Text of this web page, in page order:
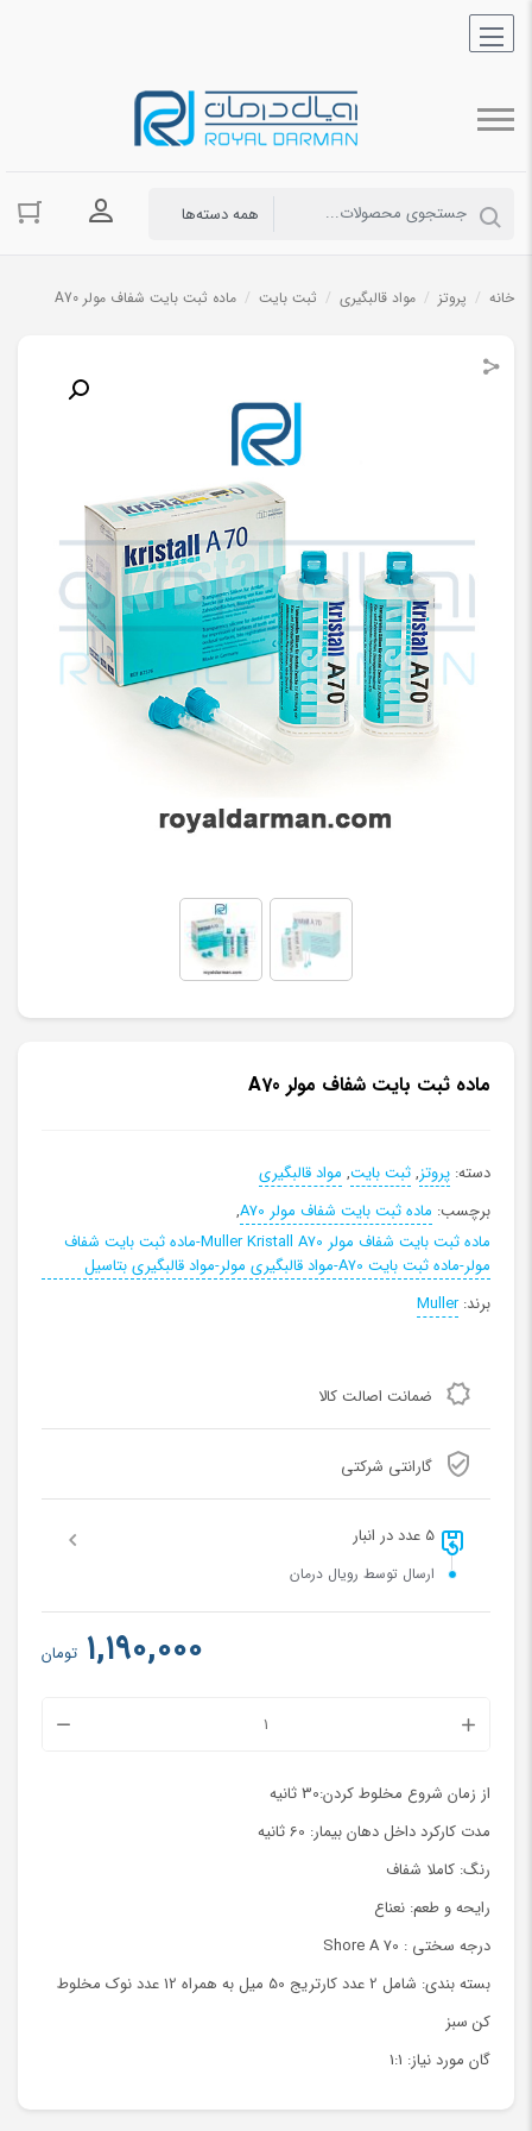
ورود به
خانه / پروتز / مواد قالبگیری / ثبت بایت / ماده ثبت بایت شفاف مولر A70
ماده ثبت بایت شفاف مولر A70
دسته: پروتز,ثبت بایت, مواد قالبگیری
برچسب: ماده ثبت بایت شفاف مولر A70
,
ماده ثبت بایت شفاف مولر Muller Kristall A70-ماده ثبت بایت شفاف
مولر-ماده ثبت بایت A70-مواد قالبگیری مولر-مواد قالبگیری بتاسیل
برند:Muller
ضمانت اصالت کالا
گارانتی شرکتی
5 عدد در انبار
ارسال توسط رویال درمان
۱,۱۹۰,۰۰۰ تومان
از زمان شروع مخلوط کردن:30 ثانیه
مدت کارکرد داخل دهان بیمار: 60 ثانیه
رنگ: کاملا شفاف
رایحه و طعم: نعناع
درجه سختی : Shore A 70
بسته بندی: شامل 2 عدد کارتریج 50 میل به همراه 12 عدد نوک مخلوط
کن سبز
گان مورد نیاز: 1:1